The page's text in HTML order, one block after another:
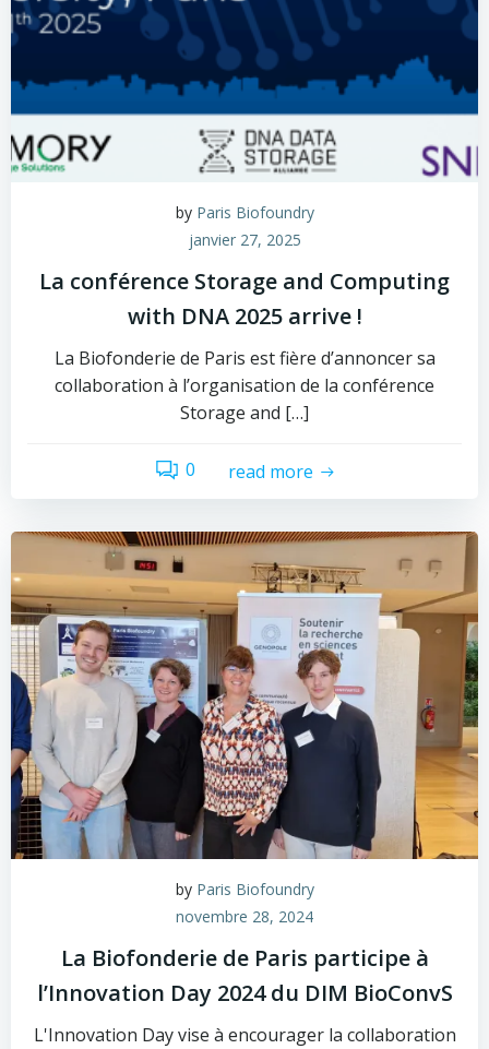
by Paris Biofoundry
janvier 27, 2025
La conférence Storage and Computing
with DNA 2025 arrive !
La Biofonderie de Paris est fière d’annoncer sa
collaboration à l’organisation de la conférence
Storage and […]
0 read more
by Paris Biofoundry
novembre 28, 2024
La Biofonderie de Paris participe à
l’Innovation Day 2024 du DIM BioConvS
L'Innovation Day vise à encourager la collaboration